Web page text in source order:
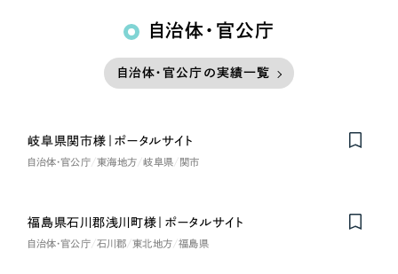
自治体・官公庁
自治体・官公庁の実績一覧
岐阜県関市様｜ポータルサイト
自治体・官公庁 東海地方 岐阜県 関市
福島県石川郡浅川町様｜ポータルサイト
自治体・官公庁 石川郡 東北地方 福島県